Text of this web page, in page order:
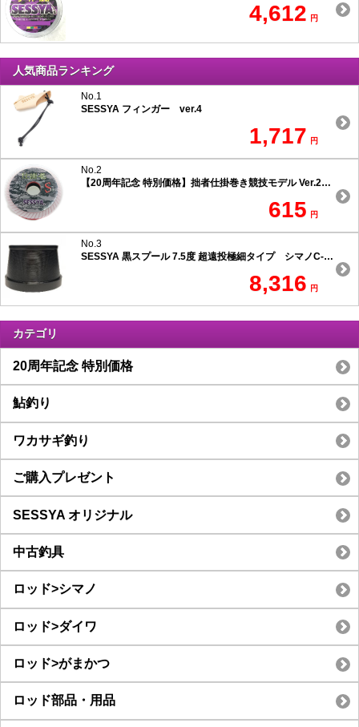
4,612 円
人気商品ランキング
No.1
SESSYA フィンガー ver.4
1,717 円
No.2
【20周年記念 特別価格】拙者仕掛巻き競技モデル Ver.2 スリムタイプ
615 円
No.3
SESSYA 黒スプール 7.5度 超遠投極細タイプ シマノC-1用
8,316 円
カテゴリ
20周年記念 特別価格
鮎釣り
ワカサギ釣り
ご購入プレゼント
SESSYA オリジナル
中古釣具
ロッド>シマノ
ロッド>ダイワ
ロッド>がまかつ
ロッド部品・用品